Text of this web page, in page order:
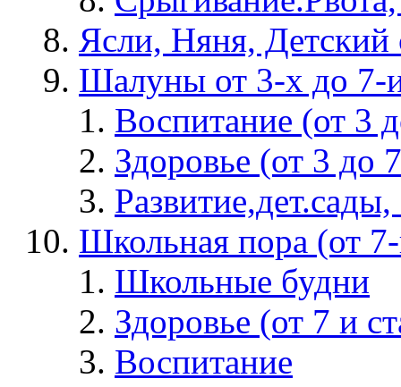
Ясли, Няня, Детский
Шалуны от 3-х до 7-
Воспитание (от 3
Здоровье (от 3 до
Школьная пора (от
Школьные будни
Здоровье (от 7 и
Воспитание